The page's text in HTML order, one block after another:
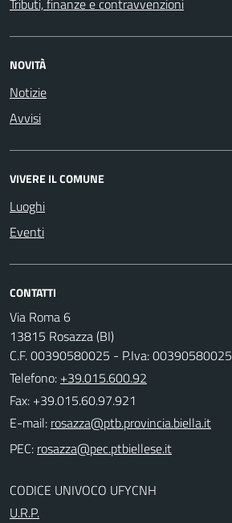
NOVITÀ
Notizie
Avvisi
VIVERE IL COMUNE
Luoghi
Eventi
CONTATTI
Via Roma 6
13815 Rosazza (BI)
C.F. 00390580025 - P.Iva: 00390580025
Telefono: +39.015.600.92
Fax: +39.015.60.97.921
E-mail:
PEC:
CODICE UNIVOCO UFYCNH
U.R.P.